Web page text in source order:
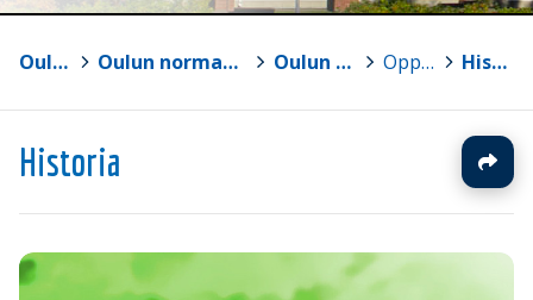
Oulun yliopisto > Oulun normaalikoulun lukio ja perusasteen vs. 7-9 > Oulun normaalikoulun lukio > Oppiaineet > Historia
Historia